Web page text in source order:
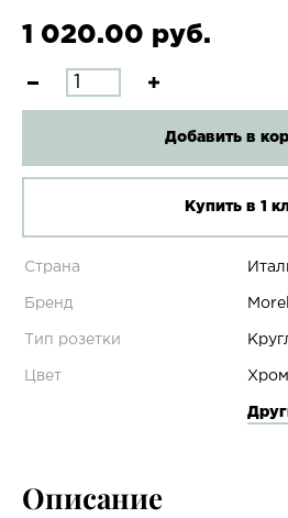
1 020.00 руб.
Добавить в
Купить в 1
Страна
Бренд
Тип розетки
Цвет
Описание